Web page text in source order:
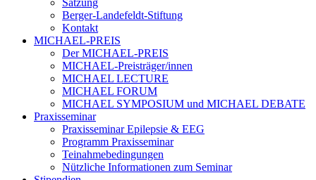
Satzung
Berger-Landefeldt-Stiftung
Kontakt
MICHAEL-PREIS
Der MICHAEL-PREIS
MICHAEL-Preisträger/innen
MICHAEL LECTURE
MICHAEL FORUM
MICHAEL SYMPOSIUM und MICHAEL DEBATE
Praxisseminar
Praxisseminar Epilepsie & EEG
Programm Praxisseminar
Teinahmebedingungen
Nützliche Informationen zum Seminar